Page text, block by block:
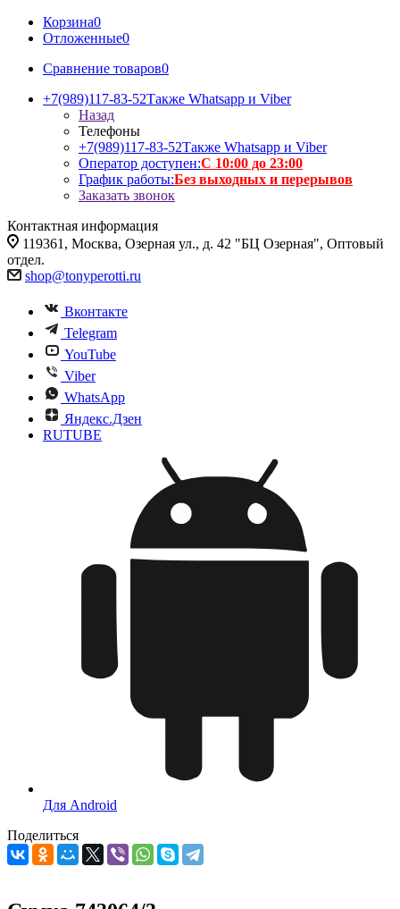
Корзина0
Отложенные0
Сравнение товаров0
+7(989)117-83-52Также Whatsapp и Viber
Назад
Телефоны
+7(989)117-83-52Также Whatsapp и Viber
Оператор доступен:С 10:00 до 23:00
График работы:Без выходных и перерывов
Заказать звонок
Контактная информация
119361, Москва, Озерная ул., д. 42 "БЦ Озерная", Оптовый
отдел.
shop@tonyperotti.ru
Вконтакте
Telegram
YouTube
Viber
WhatsApp
Яндекс.Дзен
RUTUBE
Для Android
Поделиться